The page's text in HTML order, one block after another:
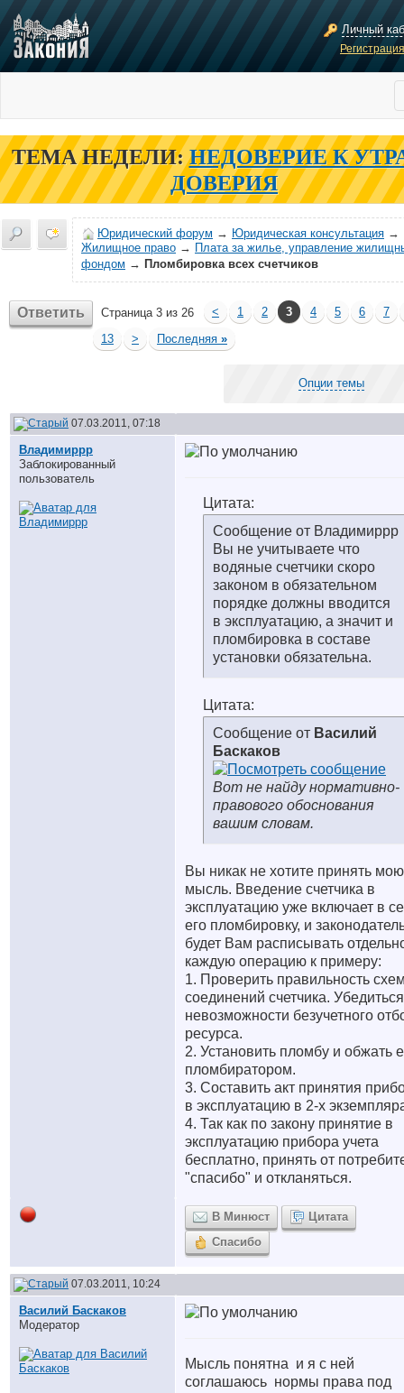
Личный
ТЕМА НЕДЕЛИ: НЕДОВЕРИЕ К
ДОВЕРИЯ
Юридический форум → Юридическая консультация →
Жилищное право → Плата за жилье, управление
фондом → Пломбировка всех счетчиков
Ответить Страница 3 из 26 < 1 2 3 4 5 6
7
13
> Последняя »
Опции темы
07.03.2011, 07:18
Владимиррр
Заблокированный
пользователь
Цитата:
Сообщение от Владимиррр
Вы не учитываете что
водяные счетчики скоро
законом в обязательном
порядке должны вводится
в эксплуатацию, а значит и
пломбировка в составе
установки обязательна.
Цитата:
Сообщение от Василий
Баскаков
Вот не найду нормативно-
правового обоснования
вашим словам.
Вы никак не хотите принять мою
мысль. Введение счетчика в
эксплуатацию уже включает в
его пломбировку, и
будет Вам расписывать
каждую операцию к примеру:
1. Проверить правильность
соединений счетчика.
невозможности безучетного
ресурса.
2. Установить пломбу и обжать
пломбиратором.
3. Составить акт принятия
в эксплуатацию в 2-х
4. Так как по закону принятие в
эксплуатацию прибора учета
бесплатно, принять от
"спасибо" и откланяться.
В Минюст
Цитата
Спасибо
07.03.2011, 10:24
Василий Баскаков
Модератор
Мысль понятна и я с ней
соглашаюсь нормы права под